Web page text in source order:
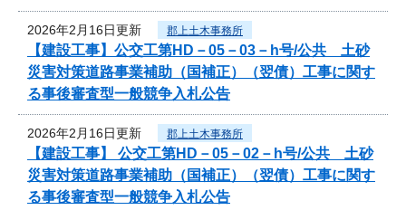
2026年2月16日更新 郡上土木事務所
【建設工事】公交工第HD－05－03－h号/公共 土砂
災害対策道路事業補助（国補正）（翌債）工事に関す
る事後審査型一般競争入札公告
2026年2月16日更新 郡上土木事務所
【建設工事】 公交工第HD－05－02－h号/公共 土砂
災害対策道路事業補助（国補正）（翌債）工事に関す
る事後審査型一般競争入札公告